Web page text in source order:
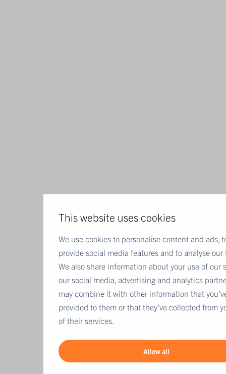
This website uses cookies
We use cookies to personalise content and ads,
provide social media features and to analyse our
We also share information about your use of our
our social media, advertising and analytics
may combine it with other information that
provided to them or that they’ve collected from
of their services.
Allow all